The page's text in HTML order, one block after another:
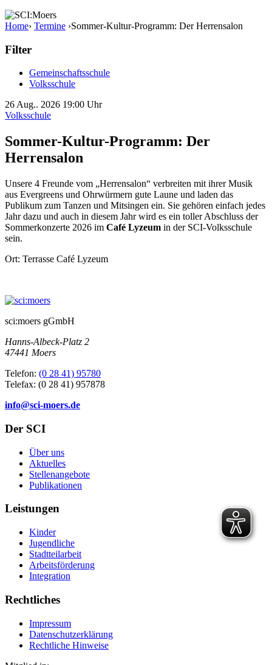
Home› Termine ›Sommer-Kultur-Programm: Der Herrensalon
Filter
Gemeinschaftsschule
Volksschule
26Aug.. 2026 19:00 Uhr
Volksschule
Sommer-Kultur-Programm: Der
Herrensalon
Unsere 4 Freunde vom „Herrensalon“ verbreiten mit ihrer Musik
aus Evergreens und Ohrwürmern gute Laune und laden das
Publikum zum Tanzen und Mitsingen ein. Sie gehören einfach jedes
Jahr dazu und auch in diesem Jahr wird es ein toller Abschluss der
Sommerkonzerte 2026 im Café Lyzeum in der SCI-Volksschule
sein.
Ort: Terrasse Café Lyzeum
sci:moers gGmbH
Hanns-Albeck-Platz 2
47441 Moers
Telefon: (0 28 41) 95780
Telefax: (0 28 41) 957878
info@sci-moers.de
Der SCI
Über uns
Aktuelles
Stellenangebote
Publikationen
Leistungen
Kinder
Jugendliche
Stadtteilarbeit
Arbeitsförderung
Integration
Rechtliches
Impressum
Datenschutzerklärung
Rechtliche Hinweise